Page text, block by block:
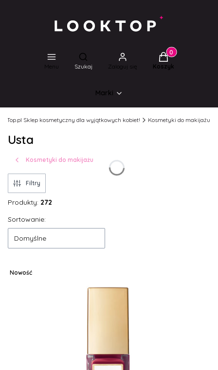
Menu
Otwórz wyszukiwarkę
Szukaj Zaloguj się
Produkty w
Koszyk
Marki
Sklep kosmetyczny dla wyjątkowych kobiet! Kosmetyki do makijażu
Usta
Kosmetyki do makijażu
Filtry
Produkty: 272
Lista produktów
Sortowanie:
Domyślne
Nowość